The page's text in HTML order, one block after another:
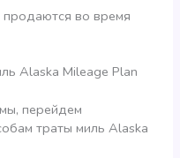
во время
Alaska Mileage Plan
перейдем
траты миль Alaska